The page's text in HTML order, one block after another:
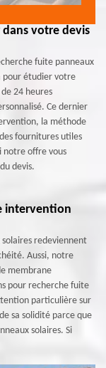
votre devis
fuite panneaux
pour étudier votre
24 heures
Ce dernier
la méthode
fournitures utiles
notre offre vous
devis.
intervention
redeviennent
Aussi, notre
membrane
pour recherche fuite
particulière sur
sa solidité parce que
solaires. Si